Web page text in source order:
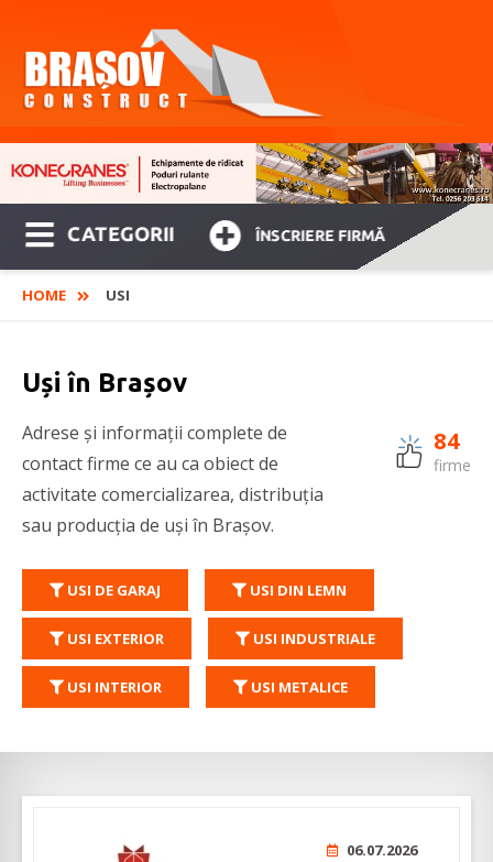
CATEGORII ÎNSCRIERE FIRMĂ
HOME USI
Uși în Brașov
Adrese și informații complete de
contact firme ce au ca obiect de
activitate comercializarea, distribuția
sau producția de uși în Brașov.
84
firme
USI DE GARAJ USI DIN LEMN
USI EXTERIOR USI INDUSTRIALE
USI INTERIOR USI METALICE
06.07.2026